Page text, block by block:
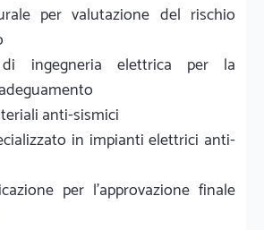
per valutazione del rischio
di ingegneria elettrica per la
anti-sismici
in impianti elettrici anti-
per l'approvazione finale